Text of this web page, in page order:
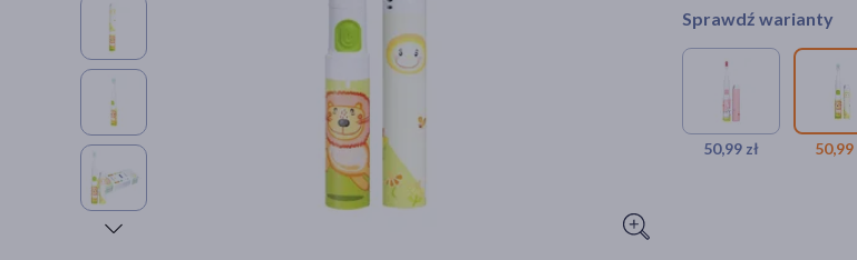
Sprawdź warianty
50,99 zł 50,99